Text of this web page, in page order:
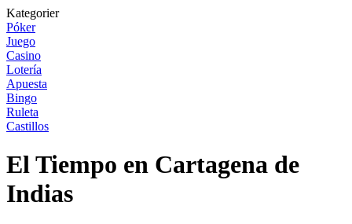
Kategorier
Póker
Juego
Casino
Lotería
Apuesta
Bingo
Ruleta
Castillos
El Tiempo en Cartagena de
Indias